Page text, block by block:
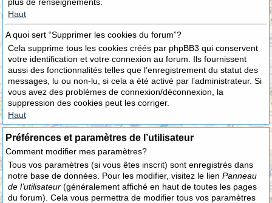
Haut
A quoi sert “Supprimer les cookies du forum”?
Cela supprime tous les cookies créés par phpBB3 qui conservent
votre identification et votre connexion au forum. Ils fournissent
aussi des fonctionnalités telles que l’enregistrement du statut des
messages, lu ou non-lu, si cela a été activé par l’administrateur. Si
vous avez des problèmes de connexion/déconnexion, la
suppression des cookies peut les corriger.
Haut
Préférences et paramètres de l’utilisateur
Comment modifier mes paramètres?
Tous vos paramètres (si vous êtes inscrit) sont enregistrés dans
notre base de données. Pour les modifier, visitez le lien Panneau
de l’utilisateur (généralement affiché en haut de toutes les pages
du forum). Cela vous permettra de modifier tous vos paramètres